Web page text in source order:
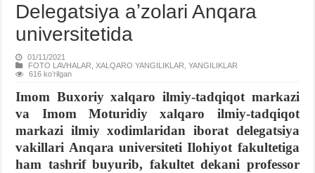
Delegatsiya aʼzolari Anqara
universitetida
01/11/2021
FOTO LAVHALAR ,XALQARO YANGILIKLAR ,YANGILIKLAR
616 koʻrilgan
Imom Buxoriy xalqaro ilmiy-tadqiqot markazi
va Imom Moturidiy xalqaro ilmiy-tadqiqot
markazi ilmiy xodimlaridan iborat delegatsiya
vakillari Anqara universiteti Ilohiyot fakultetiga
ham tashrif buyurib, fakultet dekani professor